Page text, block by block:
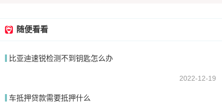
对车子是有损伤的，所以空挡滑行的话，这个时候是空挡的位置当
别容易会发生故障。
我要回答
随便看看
比亚迪速锐检测不到钥匙怎么办
2022-12-19
车抵押贷款需要抵押什么